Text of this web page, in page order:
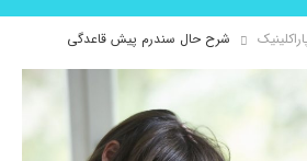
شرح حال سندرم پیش قاعدگی